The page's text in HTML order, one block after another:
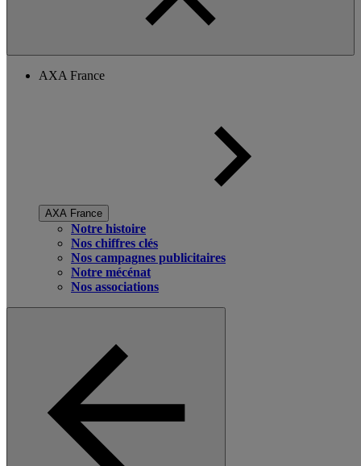
AXA France
AXA France
Notre histoire
Nos chiffres clés
Nos campagnes publicitaires
Notre mécénat
Nos associations